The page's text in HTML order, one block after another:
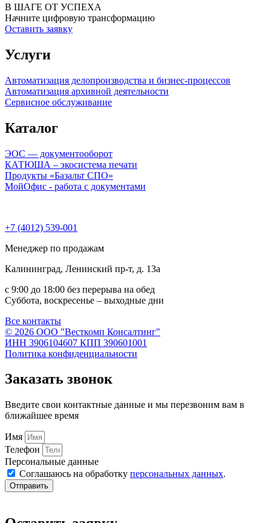
В ШАГЕ ОТ УСПЕХА
Начните цифровую трансформацию
Оставить заявку
Услуги
Автоматизация делопроизводства и бизнес-процессов
Автоматизация архивной деятельности
Сервисное обслуживание
Каталог
ЭОС — документооборот
КАТЮША – экосистема печати
Продукты «Базальт СПО»
МойОфис - работа с документами
+7 (4012) 539-001
Менеджер по продажам
Калининград, Ленинский пр-т, д. 13а
с 9:00 до 18:00 без перерыва на обед
Суббота, воскресенье – выходные дни
Все контакты
© 2026 ООО "Весткомп Консалтинг"
ИНН 3906104607 КПП 390601001
Политика конфиденциальности
Заказать звонок
Введите свои контактные данные и мы перезвоним вам в
ближайшее время
Имя
Телефон
Персональные данные
Соглашаюсь на обработку персональных данных.
Отправить